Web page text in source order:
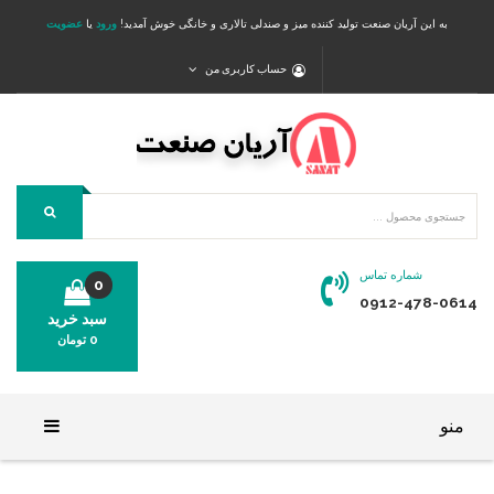
به این آریان صنعت تولید کننده میز و صندلی تالاری و خانگی خوش آمدید! ورود یا عضویت
حساب کاربری من
شماره تماس
0912-478-0614
سبد خرید
0
0 تومان
منو